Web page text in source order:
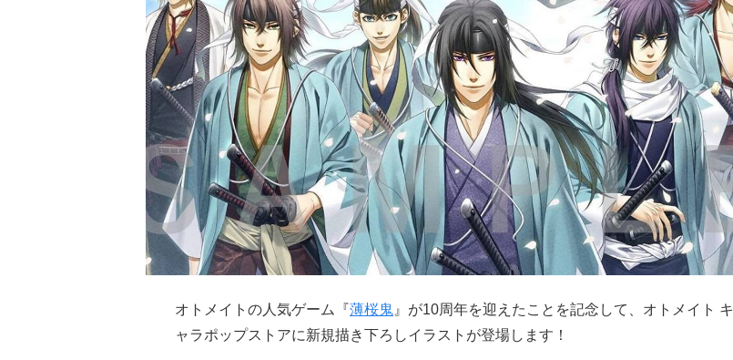
オトメイトの人気ゲーム『薄桜鬼 』が10周年を迎えたことを記念して、オトメイト キ
ャラポップストアに新規描き下ろしイラストが登場します！